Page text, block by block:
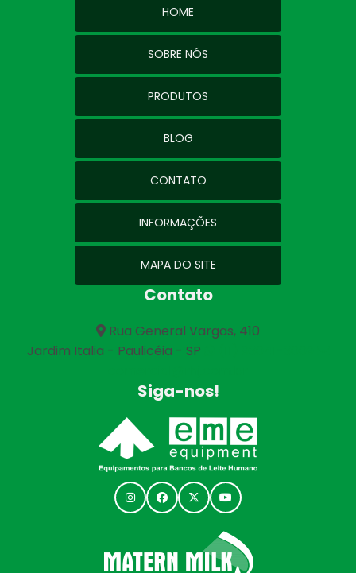
HOME
SOBRE NÓS
PRODUTOS
BLOG
CONTATO
INFORMAÇÕES
MAPA DO SITE
Contato
Rua General Vargas, 410
Jardim Italia - Paulicéia - SP
Siga-nos!